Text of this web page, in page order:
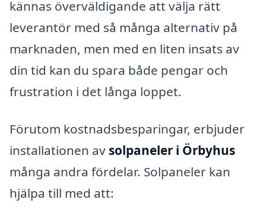
kännas överväldigande att välja rätt
leverantör med så många alternativ på
marknaden, men med en liten insats av
din tid kan du spara både pengar och
frustration i det långa loppet.
Förutom kostnadsbesparingar, erbjuder
installationen av solpaneler i Örbyhus
många andra fördelar. Solpaneler kan
hjälpa till med att: